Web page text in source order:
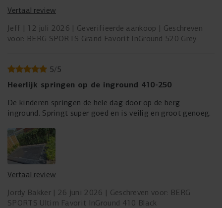
jeg selv måtte stå for fragt af den over 80kg tung
trampolin tilbage til Holland ga jeg op. Som privatperson
har man ikke chance at finde en overkommelig aftale på
men Berg kunne sagtens hjælpe kunderne med en god
leverandør at gøre det efter min mening. Det kommer til
at fremstå som en bevidst forhindrings strategi, men jeg
ved selvfølgelig ikke om det er tilfældet.
Vertaal review
Jeff
12 juli 2026 Geverifieerde aankoop
Geschreven
voor: BERG SPORTS Grand Favorit InGround 520 Grey
5/5
Heerlijk springen op de inground 410-250
De kinderen springen de hele dag door op de berg
inground. Springt super goed en is veilig en groot genoeg.
Vertaal review
Jordy Bakker
26 juni 2026
Geschreven voor: BERG
SPORTS Ultim Favorit InGround 410 Black